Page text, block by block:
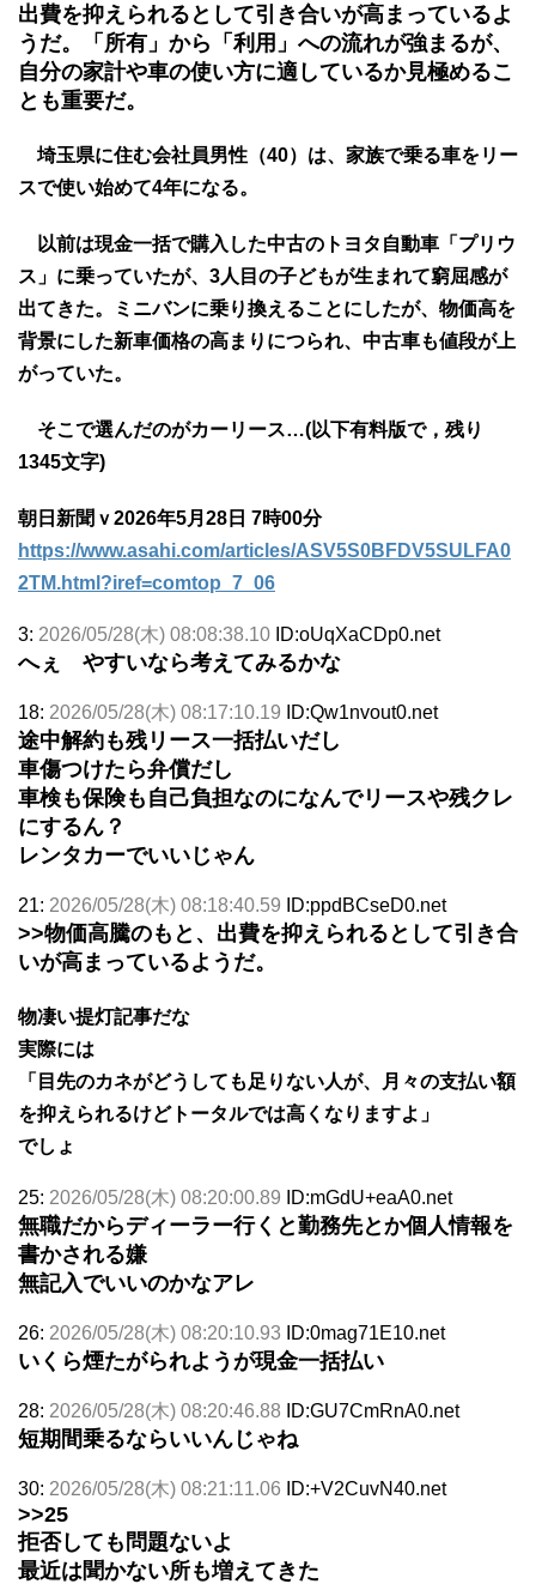
出費を抑えられるとして引き合いが高まっているよ
うだ。「所有」から「利用」への流れが強まるが、
自分の家計や車の使い方に適しているか見極めるこ
とも重要だ。
埼玉県に住む会社員男性（40）は、家族で乗る車をリー
スで使い始めて4年になる。
以前は現金一括で購入した中古のトヨタ自動車「プリウ
ス」に乗っていたが、3人目の子どもが生まれて窮屈感が
出てきた。ミニバンに乗り換えることにしたが、物価高を
背景にした新車価格の高まりにつられ、中古車も値段が上
がっていた。
そこで選んだのがカーリース…(以下有料版で，残り
1345文字)
朝日新聞ｖ2026年5月28日 7時00分
https://www.asahi.com/articles/ASV5S0BFDV5SULFA0
2TM.html?iref=comtop_7_06
3: 2026/05/28(木) 08:08:38.10 ID:oUqXaCDp0.net
へぇ やすいなら考えてみるかな
18: 2026/05/28(木) 08:17:10.19 ID:Qw1nvout0.net
途中解約も残リース一括払いだし
車傷つけたら弁償だし
車検も保険も自己負担なのになんでリースや残クレ
にするん？
レンタカーでいいじゃん
21: 2026/05/28(木) 08:18:40.59 ID:ppdBCseD0.net
>>物価高騰のもと、出費を抑えられるとして引き合
いが高まっているようだ。
物凄い提灯記事だな
実際には
「目先のカネがどうしても足りない人が、月々の支払い額
を抑えられるけどトータルでは高くなりますよ」
でしょ
25: 2026/05/28(木) 08:20:00.89 ID:mGdU+eaA0.net
無職だからディーラー行くと勤務先とか個人情報を
書かされる嫌
無記入でいいのかなアレ
26: 2026/05/28(木) 08:20:10.93 ID:0mag71E10.net
いくら煙たがられようが現金一括払い
28: 2026/05/28(木) 08:20:46.88 ID:GU7CmRnA0.net
短期間乗るならいいんじゃね
30: 2026/05/28(木) 08:21:11.06 ID:+V2CuvN40.net
>>25
拒否しても問題ないよ
最近は聞かない所も増えてきた